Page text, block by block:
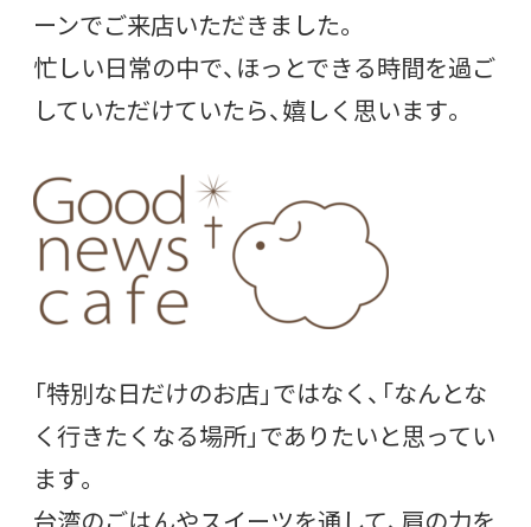
ーンでご来店いただきました。
忙しい日常の中で、ほっとできる時間を過ご
していただけていたら、嬉しく思います。
「特別な日だけのお店」ではなく、「なんとな
く行きたくなる場所」でありたいと思ってい
ます。